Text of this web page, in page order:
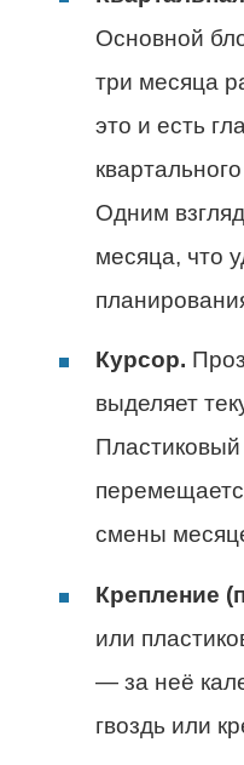
Основной
три месяца
это и есть
Одним
месяца, что
Курсор.
выделяет
смены
Крепление
или
— за неё
гвоздь или